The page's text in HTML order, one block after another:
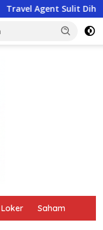
Sulit Dihubungi,
Loker Saham